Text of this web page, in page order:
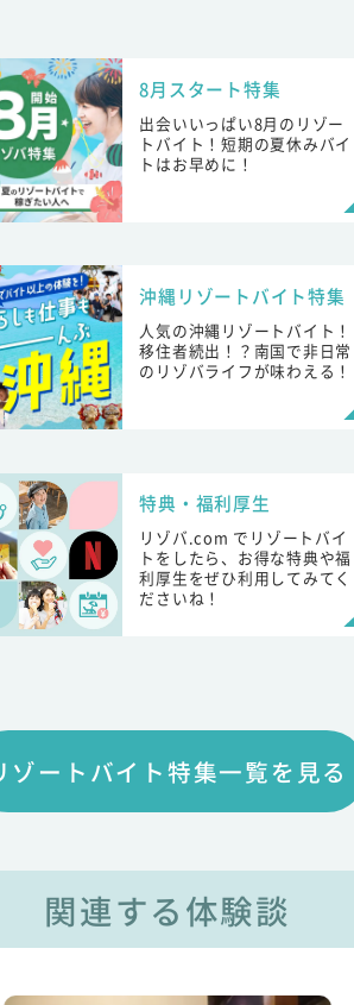
8月スタート特集
出会いいっぱい8月のリゾー
トバイト！短期の夏休みバイ
トはお早めに！
沖縄リゾートバイト特集
人気の沖縄リゾートバイト！
移住者続出！？南国で非日常
のリゾバライフが味わえる！
特典・福利厚生
リゾバ.com でリゾートバイ
トをしたら、お得な特典や福
利厚生をぜひ利用してみてく
ださいね！
ゾートバイト特集一覧を見る
関連する体験談